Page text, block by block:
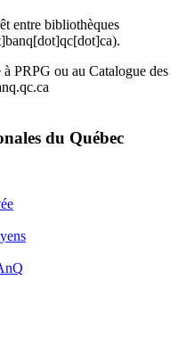
entre bibliothèques
.
PRPG ou au Catalogue des
du Québec